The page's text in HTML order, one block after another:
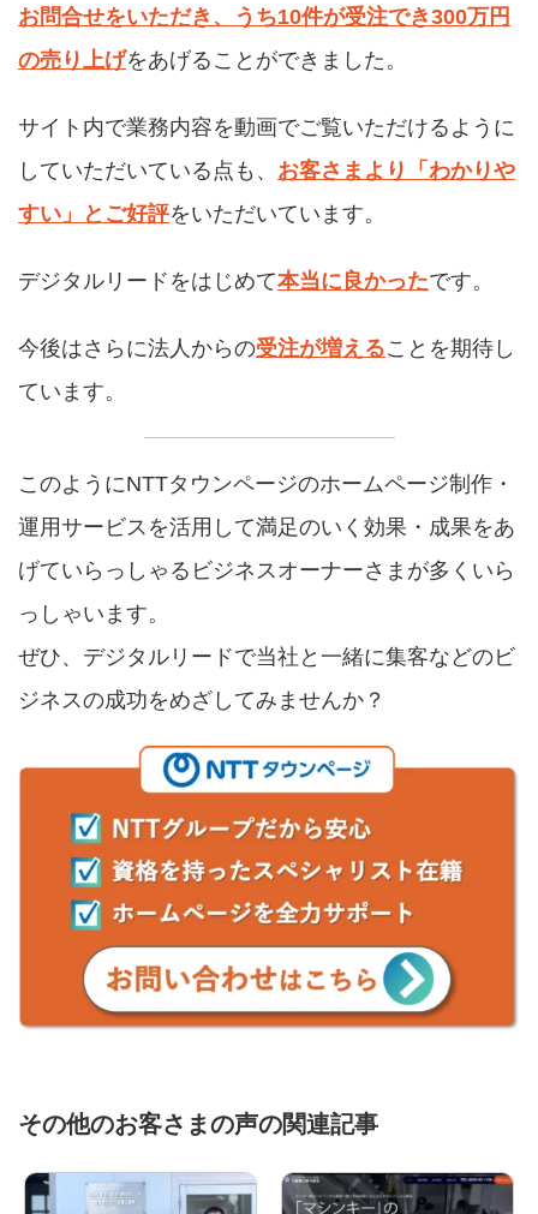
お問合せをいただき、うち10件が受注でき300万円
の売り上げをあげることができました。
サイト内で業務内容を動画でご覧いただけるように
していただいている点も、 お客さまより「わかりや
すい」とご好評をいただいています。
デジタルリードをはじめて本当に良かったです。
今後はさらに法人からの受注が増えることを期待し
ています。
このようにNTTタウンページのホームページ制作・
運用サービスを活用して満足のいく効果・成果をあ
げていらっしゃるビジネスオーナーさまが多くいら
っしゃいます。
ぜひ、デジタルリードで当社と一緒に集客などのビ
ジネスの成功をめざしてみませんか？
その他のお客さまの声の関連記事